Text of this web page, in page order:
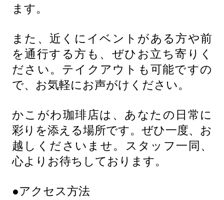
ます。
また、近くにイベントがある方や前
を通行する方も、ぜひお立ち寄りく
ださい。テイクアウトも可能ですの
で、お気軽にお声がけください。
かこがわ珈琲店は、あなたの日常に
彩りを添える場所です。ぜひ一度、お
越しくださいませ。スタッフ一同、
心よりお待ちしております。
●アクセス方法